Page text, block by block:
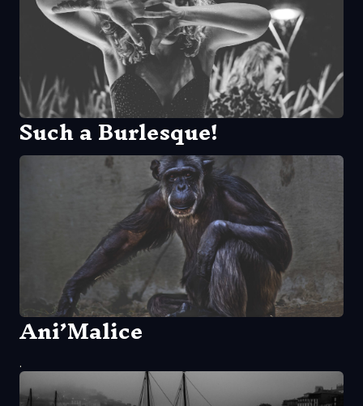
Such a Burlesque!
Ani’Malice
.